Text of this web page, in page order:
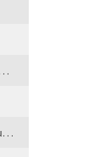
Nordic Game Awards 2026 – Alla nominerade spel
Idag stänger Vampire Masquerade Bloodhunt servrarna